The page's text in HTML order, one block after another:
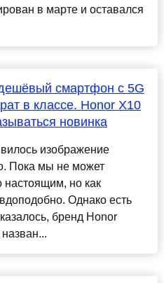
в марте и оставался
смартфон с 5G
в классе. Honor X10
новинка
изображение
Пока мы не может
настоящим, но как
Однако есть
бренд Honor